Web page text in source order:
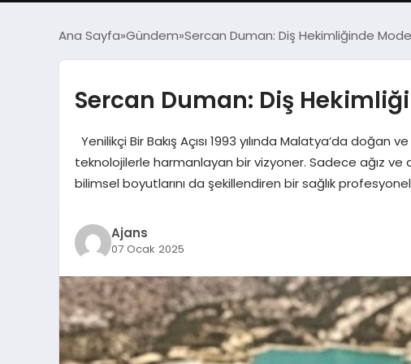
Ana Sayfa Gündem Sercan Duman: Diş Hekimliğinde
Sercan Duman: Diş
Yenilikçi Bir Bakış Açısı 1993 yılında Malatya’da
teknolojilerle harmanlayan bir vizyoner. Sadece ağız ve
bilimsel boyutlarını da şekillendiren bir sağlık
Ajans
07 Ocak 2025